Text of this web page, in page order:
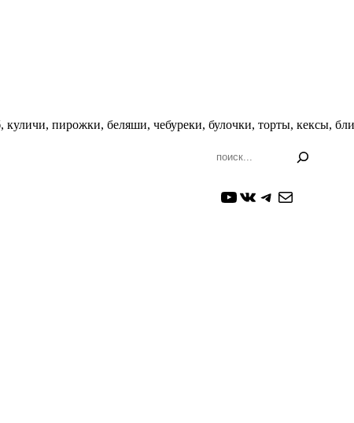
пирожки, беляши, чебуреки, булочки, торты, кексы,
YouTube
ВКонтакте
Telegram
Почта